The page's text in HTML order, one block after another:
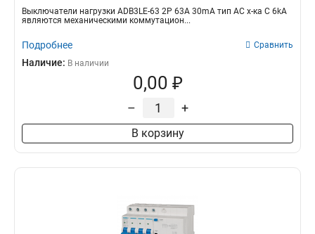
Выключатели нагрузки ADB3LE-63 2P 63A 30mA тип AC х-ка С 6kA
являются механическими коммутацион...
Подробнее Сравнить
Наличие: В наличии
0,00 ₽
– +
В корзину